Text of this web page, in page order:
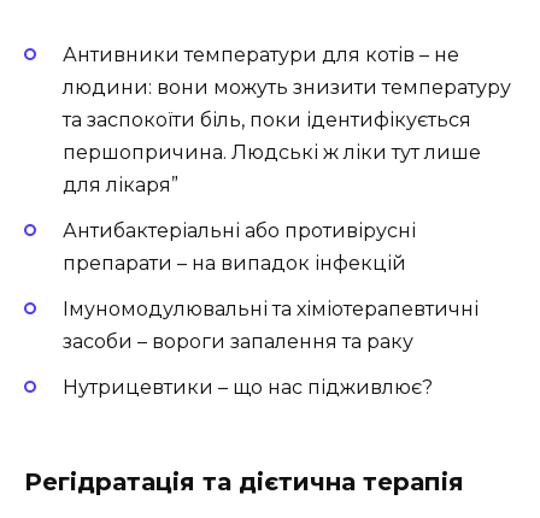
Антивники температури для котів – не
людини: вони можуть знизити температуру
та заспокоїти біль, поки ідентифікується
першопричина. Людські ж ліки тут лише
для лікаря”
Антибактеріальні або противірусні
препарати – на випадок інфекцій
Імуномодулювальні та хіміотерапевтичні
засоби – вороги запалення та раку
Нутрицевтики – що нас підживлює?
Регідратація та дієтична терапія